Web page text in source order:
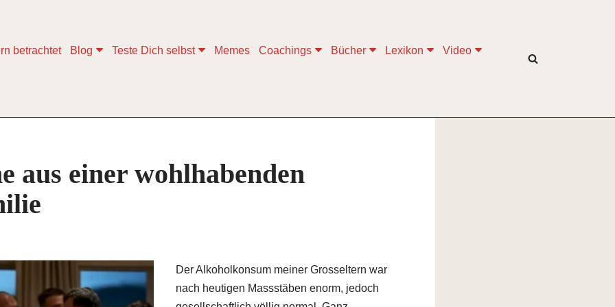
betrachtet Blog Teste Dich selbst Memes Coachings Bücher Lexikon
Video
aus einer wohlhabenden
Der Alkoholkonsum meiner Grosseltern war
nach heutigen Massstäben enorm, jedoch